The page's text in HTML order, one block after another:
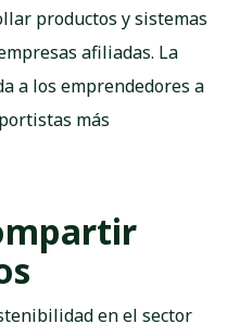
productos y sistemas
afiliadas. La
a los emprendedores a
más
en el sector